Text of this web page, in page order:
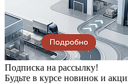
Подписка на рассылку!
Будьте в курсе новинок и